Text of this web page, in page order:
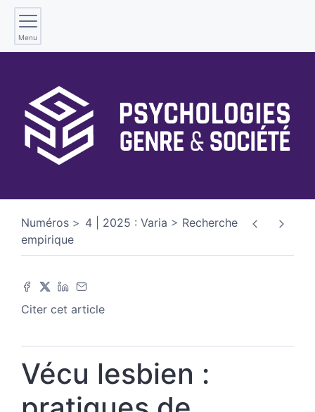
Menu
Numéros 4 | 2025 : Varia
Recherche
empirique
Citer cet article
Vécu lesbien :